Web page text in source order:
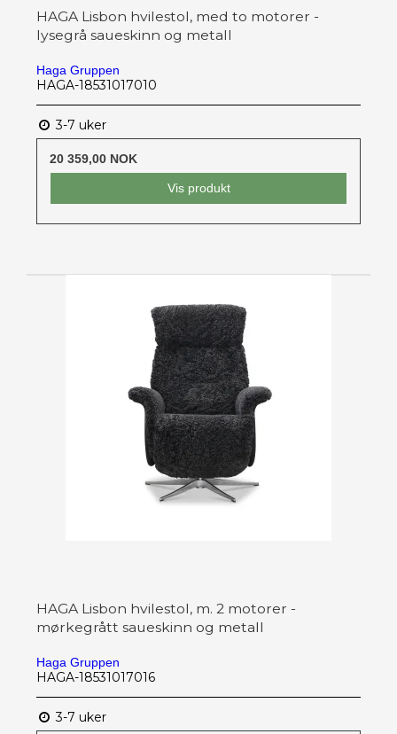
HAGA Lisbon hvilestol, med to motorer -
lysegrå saueskinn og metall
Haga Gruppen
HAGA-18531017010
3-7 uker
20 359,00 NOK
Vis produkt
HAGA Lisbon hvilestol, m. 2 motorer -
mørkegrått saueskinn og metall
Haga Gruppen
HAGA-18531017016
3-7 uker